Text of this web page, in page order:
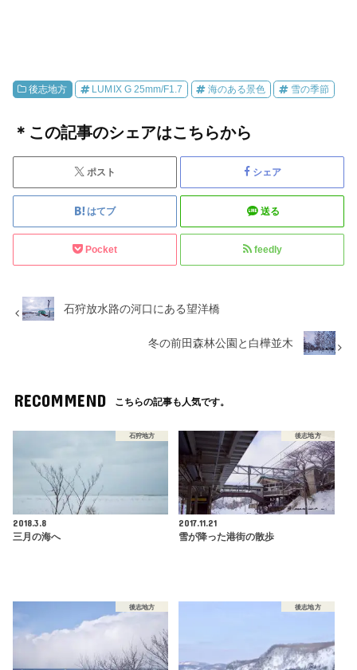
後志地方 LUMIX G 25mm/F1.7 海のある景色 雪の季節
＊この記事のシェアはこちらから
ポスト シェア
はてブ 送る
Pocket feedly
石狩放水路の河口にある望洋橋
冬の前田森林公園と白樺並木
RECOMMEND こちらの記事も人気です。
石狩地方
2018.3.8
三月の海へ
後志地方
2017.11.21
雪が降った港街の散歩
後志地方 後志地方